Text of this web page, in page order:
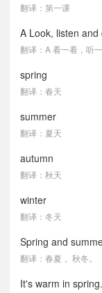
翻译：第一课
A Look, listen and
翻译：A 看一看，听一
spring
翻译：春天
summer
翻译：夏天
autumn
翻译：秋天
winter
翻译：冬天
Spring and
翻译：春夏， 秋冬。
It's warm in